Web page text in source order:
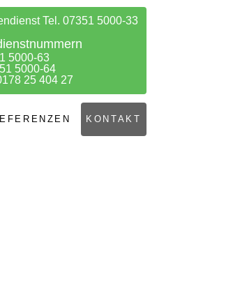
Tel. 07351 5000-33
5000-63
5000-64
25 404 27
KONTAKT